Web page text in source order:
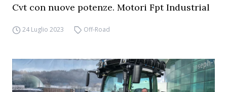
Cvt con nuove potenze. Motori Fpt Industrial
24 Luglio 2023 Off-Road